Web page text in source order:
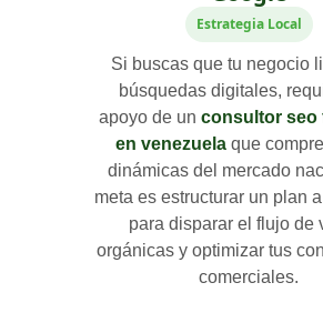
Estrategia Local
Si buscas que tu negocio
búsquedas digitales,
apoyo de un consultor seo
en venezuela que
dinámicas del mercado
meta es estructurar un plan
para disparar el flujo de
orgánicas y optimizar tus
comerciales.